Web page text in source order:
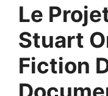
Le
Stuart
Fiction